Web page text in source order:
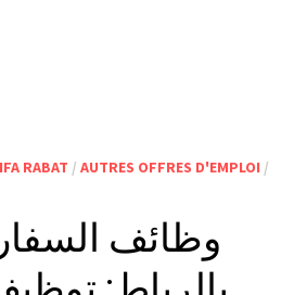
RABAT / AUTRES OFFRES D'EMPLOI /
وظائف